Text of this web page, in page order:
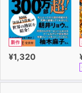
・PC・スマホの利
る
第１章 聴覚が切り
新作
¥1,320